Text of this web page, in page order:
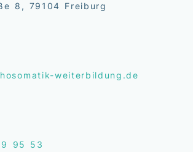
8, 79104 Freiburg
weiterbildung.de
95 53